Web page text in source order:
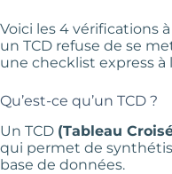
Voici les 4 vérifications
un TCD refuse de se
une checklist express à
Qu’est-ce qu’un TCD ?
Un TCD (Tableau
qui permet de
base de données.